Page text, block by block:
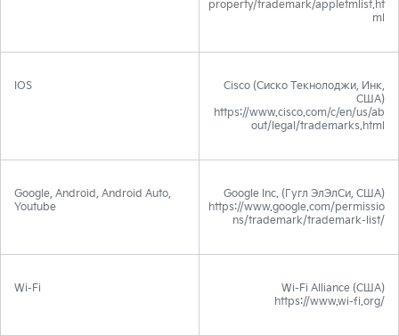
property/trademark/appletmlist.ht
ml
IOS
Cisco (Сиско Текнолоджи, Инк,
США)
https://www.cisco.com/c/en/us/ab
out/legal/trademarks.html
Google, Android, Android Auto,
Youtube
Google Inc. (Гугл ЭлЭлСи, США)
https://www.google.com/permissio
ns/trademark/trademark-list/
Wi-Fi
Wi-Fi Alliance (США)
https://www.wi-fi.org/